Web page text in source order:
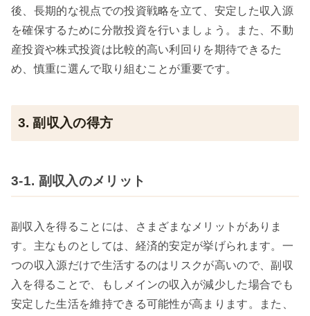
後、長期的な視点での投資戦略を立て、安定した収入源
を確保するために分散投資を行いましょう。また、不動
産投資や株式投資は比較的高い利回りを期待できるた
め、慎重に選んで取り組むことが重要です。
3. 副収入の得方
3-1. 副収入のメリット
副収入を得ることには、さまざまなメリットがありま
す。主なものとしては、経済的安定が挙げられます。一
つの収入源だけで生活するのはリスクが高いので、副収
入を得ることで、もしメインの収入が減少した場合でも
安定した生活を維持できる可能性が高まります。また、